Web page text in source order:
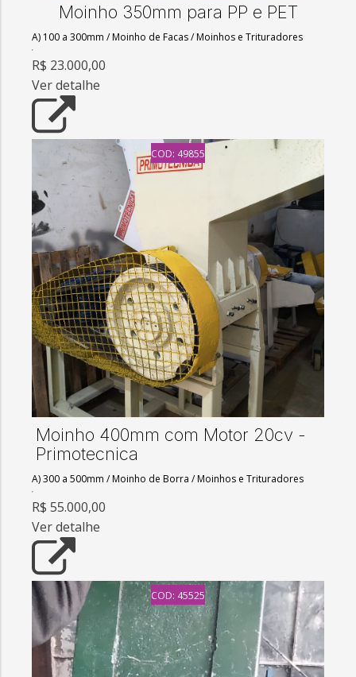
Moinho 350mm para PP e PET
A) 100 a 300mm /Moinho de Facas/Moinhos e Trituradores
R$ 23.000,00
Ver detalhe
COD: 49855
Moinho 400mm com Motor 20cv -
Primotecnica
A) 300 a 500mm /Moinho de Borra /Moinhos e Trituradores
R$ 55.000,00
Ver detalhe
COD: 45525